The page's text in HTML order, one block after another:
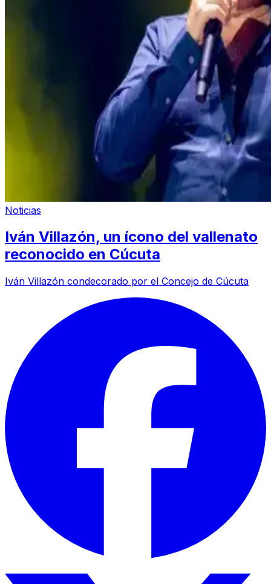
Noticias
Iván Villazón, un ícono del vallenato
reconocido en Cúcuta
Iván Villazón condecorado por el Concejo de Cúcuta